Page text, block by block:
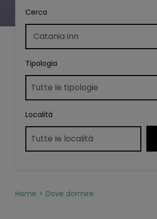
Cerca
Tipologia
Località
Home Dove dormire